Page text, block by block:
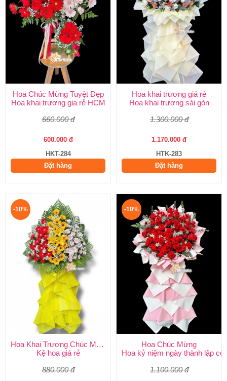
Hoa Chúc Mừng Tuyệt Đẹp
Hoa khai trương gia rẻ HCM
660.000 đ
600.000 đ
HKT-284
Đặt hàng
Hoa khai trương giá rẻ
Hoa khai trương sài gòn
1.300.000 đ
1.170.000 đ
HTK-283
Đặt hàng
-10%
Hoa Khai Trương Chúc Mừng
Kệ hoa giá rẻ
880.000 đ
-10%
Hoa Chúc Mừng
Hoa kỷ niệm ngày thành lập
1.100.000 đ